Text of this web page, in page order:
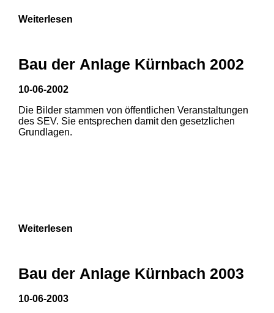
Weiterlesen
Bau der Anlage Kürnbach 2002
10-06-2002
Die Bilder stammen von öffentlichen Veranstaltungen
des SEV. Sie entsprechen damit den gesetzlichen
Grundlagen.
Weiterlesen
Bau der Anlage Kürnbach 2003
10-06-2003